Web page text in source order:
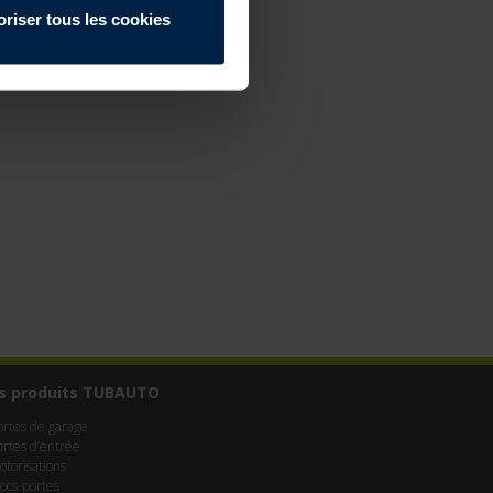
tous les cookies
produits TUBAUTO
de garage
d’entrée
portes